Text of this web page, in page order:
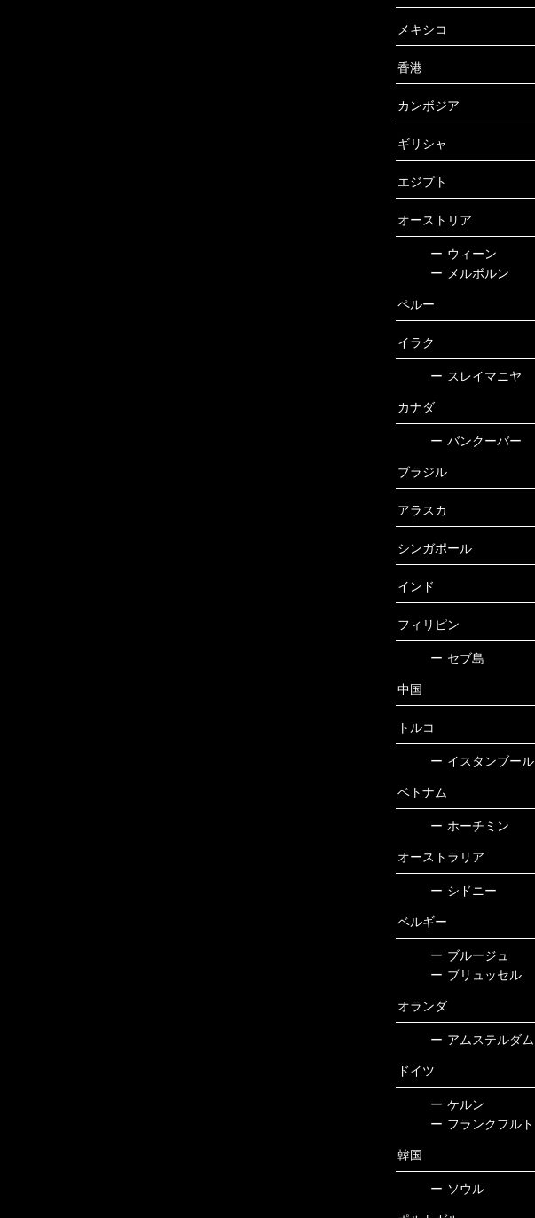
メキシコ
香港
カンボジア
ギリシャ
エジプト
オーストリア
ー ウィーン
ー
メルボルン
ペルー
イラク
ー スレイマニヤ
カナダ
ー バンクーバー
ブラジル
アラスカ
シンガポール
インド
フィリピン
ー セブ島
中国
トルコ
ー イスタンブール
ベトナム
ー ホーチミン
オーストラリア
ー シドニー
ベルギー
ー ブルージュ
ー ブリュッセル
オランダ
ー アムステルダム
ドイツ
ー ケルン
ー フランクフルト
韓国
ー ソウル